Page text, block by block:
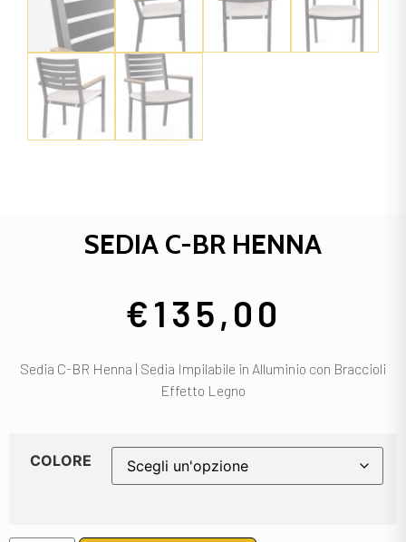
SEDIA C-BR HENNA
€135,00
Sedia C-BR Henna | Sedia Impilabile in Alluminio con Braccioli
Effetto Legno
COLORE